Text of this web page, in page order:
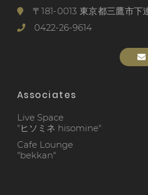
〒181-0013 東京都三鷹市下
0422-26-9614
Associates
Live Space
"ヒソミネ hisomine"
Cafe Lounge
"bekkan"